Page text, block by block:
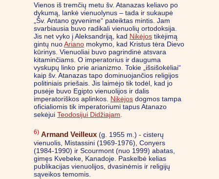
Vienos iš tremčių metu šv. Atanazas keliavo po
dykumą, lankė vienuolynus – tada ir sukaupė
„Šv. Antano gyvenime“ pateiktas mintis. Jam
svarbiausia buvo radikali vienuolių ortodoksija.
Jis net vyko į Aleksandriją, kad Nikėjos tikėjimą
gintų nuoAriano mokymo, kad Kristus tėra Dievo
kūrinys. Vienuoliai buvo pagrindinė atsvara
kitaminčiams. O imperatorius ir dauguma
vyskupų linko prie arianizmo. Tokie „išsišokėliai“
kaip šv. Atanazas tapo dominuojančios religijos
politiniais priešais. Jis laimėjo tik todėl, kad jo
pusėje buvo Egipto vienuolijos ir dalis
imperatoriškos aplinkos. Nikėjos dogmos tampa
oficialiomis tik imperatoriumi tapus Atanazo
sekėjui Teodosijui Didžiajam
6) Armand Veilleux (g. 1955 m.) - cisterų
vienuolis, Mistassini (1969-1976), Conyers
(1984-1990) ir Scourmont (nuo 1999) abatas,
gimęs Kvebeke, Kanadoje. Paskelbė kelias
publikacijas vienuolijos, dvasinėmis ir religijų
sąveikos temomis.